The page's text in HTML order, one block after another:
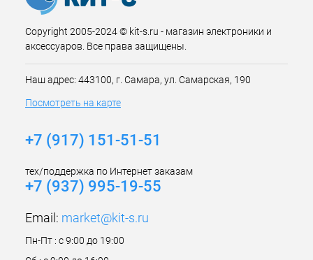
Copyright 2005-2024 © kit-s.ru - магазин электроники и
аксессуаров. Все права защищены.
Наш адрес: 443100, г. Самара, ул. Самарская, 190
Посмотреть на карте
+7 (917) 151-51-51
тех/поддержка по Интернет заказам
+7 (937) 995-19-55
Email: market@kit-s.ru
Пн-Пт : с 9:00 до 19:00